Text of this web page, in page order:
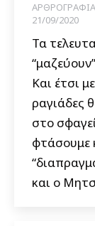
21/09/2020
Τα
Και έτσι
ραγιάδες
στο
φτάσουμε
και ο